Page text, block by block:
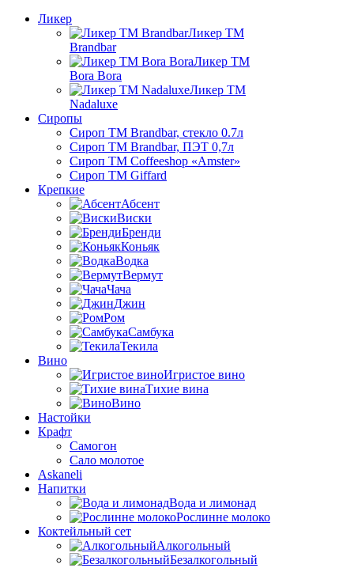
Ликер
Ликер ТМ
Brandbar
Ликер ТМ
Bora Bora
Ликер ТМ
Nadaluxe
Сиропы
Сироп TM Brandbar, стекло 0.7л
Сироп TM Brandbar, ПЭТ 0,7л
Сироп TM Coffeeshop «Amster»
Сироп TM Giffard
Крепкие
Абсент
Виски
Бренди
Коньяк
Водка
Вермут
Чача
Джин
Ром
Самбука
Текила
Вино
Игристое вино
Тихие вина
Вино
Настойки
Крафт
Самогон
Сало молотое
Askaneli
Напитки
Вода и лимонад
Рослинне молоко
Коктейльный сет
Алкогольный
Безалкогольный